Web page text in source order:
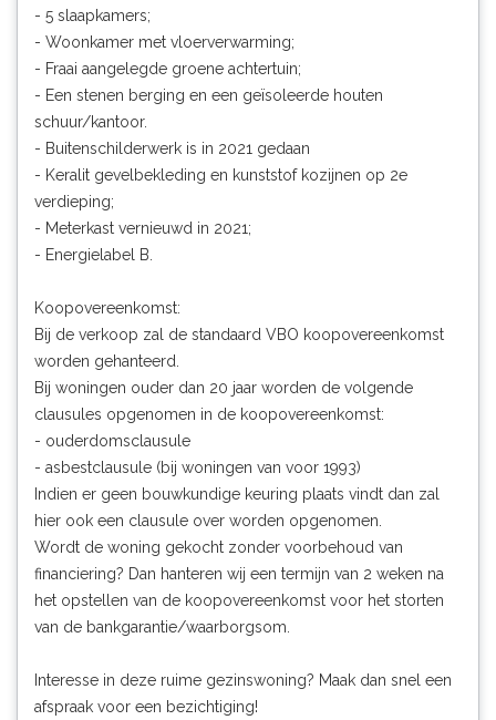
- 5 slaapkamers;
- Woonkamer met vloerverwarming;
- Fraai aangelegde groene achtertuin;
- Een stenen berging en een geïsoleerde houten
schuur/kantoor.
- Buitenschilderwerk is in 2021 gedaan
- Keralit gevelbekleding en kunststof kozijnen op 2e
verdieping;
- Meterkast vernieuwd in 2021;
- Energielabel B.
Koopovereenkomst:
Bij de verkoop zal de standaard VBO koopovereenkomst
worden gehanteerd.
Bij woningen ouder dan 20 jaar worden de volgende
clausules opgenomen in de koopovereenkomst:
- ouderdomsclausule
- asbestclausule (bij woningen van voor 1993)
Indien er geen bouwkundige keuring plaats vindt dan zal
hier ook een clausule over worden opgenomen.
Wordt de woning gekocht zonder voorbehoud van
financiering? Dan hanteren wij een termijn van 2 weken na
het opstellen van de koopovereenkomst voor het storten
van de bankgarantie/waarborgsom.
Interesse in deze ruime gezinswoning? Maak dan snel een
afspraak voor een bezichtiging!